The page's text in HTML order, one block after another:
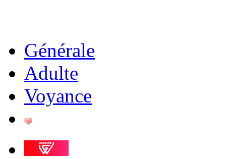
Générale
Adulte
Voyance